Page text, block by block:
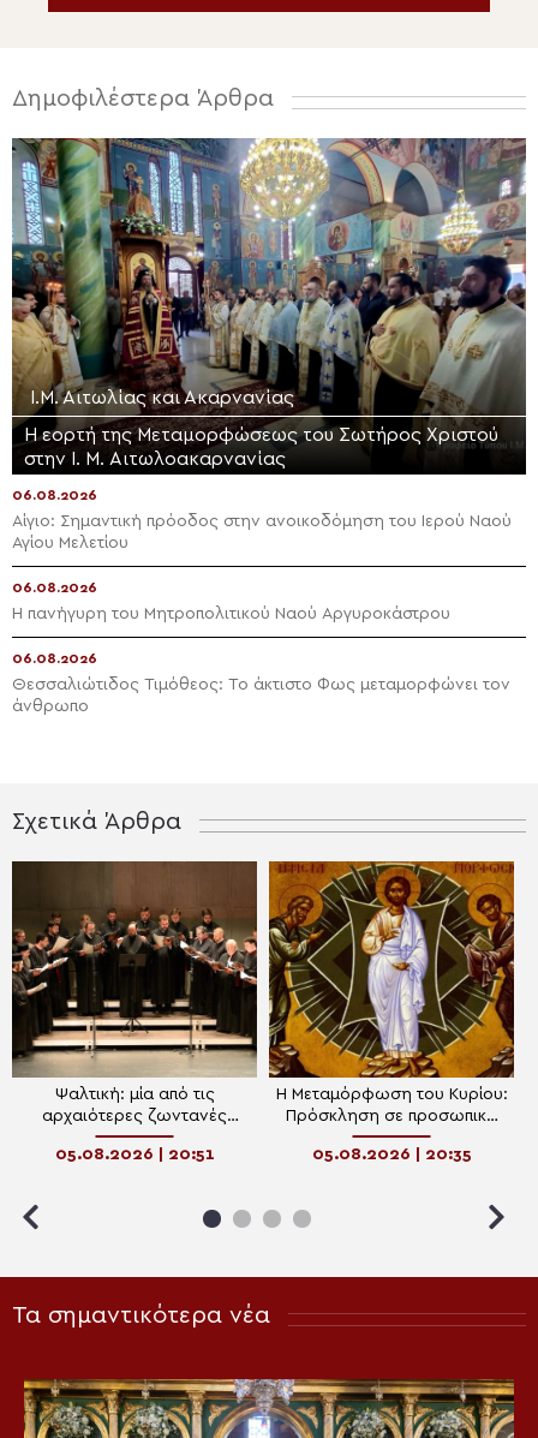
Δημοφιλέστερα Άρθρα
Ι.Μ. Αιτωλίας και Ακαρνανίας
Η εορτή της Μεταμορφώσεως του Σωτήρος Χριστού
στην Ι. Μ. Αιτωλοακαρνανίας
06.08.2026
Αίγιο: Σημαντική πρόοδος στην ανοικοδόμηση του Ιερού Ναού
Αγίου Μελετίου
06.08.2026
Η πανήγυρη του Μητροπολιτικού Ναού Αργυροκάστρου
06.08.2026
Θεσσαλιώτιδος Τιμόθεος: Το άκτιστο Φως μεταμορφώνει τον
άνθρωπο
Σχετικά Άρθρα
Ψαλτική: μία από τις
αρχαιότερες ζωντανές
επιτελεστικές τέχνες
(performance) της Ευρώπης
05.08.2026 | 20:51
Η Μεταμόρφωση του Κυρίου:
Πρόσκληση σε προσωπική
ανακαίνιση
05.08.2026 | 20:35
Τα σημαντικότερα νέα